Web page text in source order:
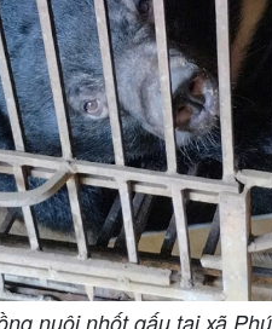
nuôi nhốt gấu tại xã